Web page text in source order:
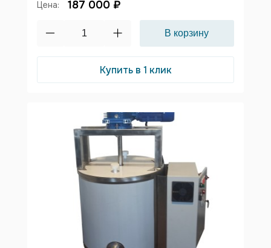
Цена: 187 000 ₽
Купить в 1 клик